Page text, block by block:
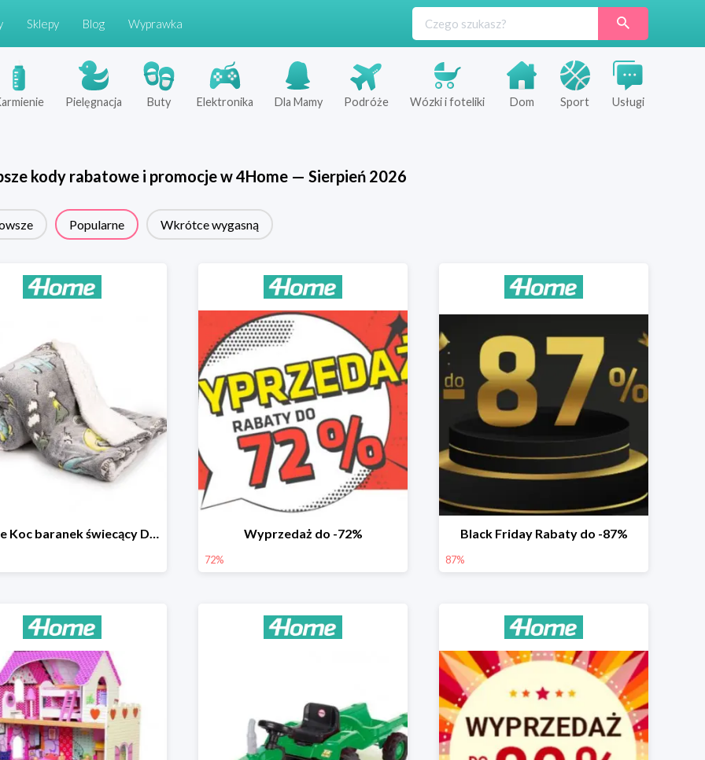
Sklepy Blog Wyprawka
Pielęgnacja Buty Elektronika Dla Mamy Podróże Wózki i foteliki Dom Sport Usługi
kody rabatowe i promocje w4Home— Sierpień 2026
Popularne Wkrótce wygasną
4Home Koc baranek świecący Dino Wyprzedaż do -72%
72%
Black Friday Rabaty do -87%
87%